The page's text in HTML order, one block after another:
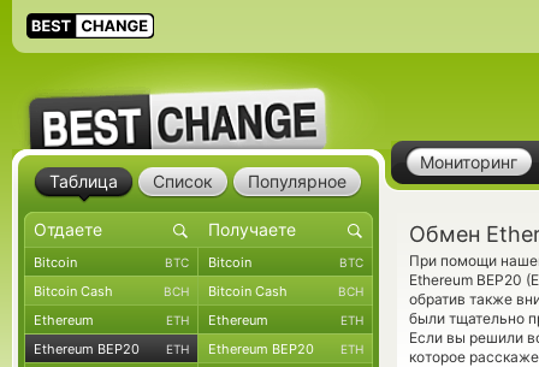
Мониторинг
Обмен
При помощи
Ethereum BEP20
обратив также
были тщательно
Если вы решили
которое
Таблица Список Популярное
Bitcoin BTC Bitcoin BTC
Bitcoin Cash BCH Bitcoin Cash BCH
Ethereum ETH Ethereum ETH
Ethereum BEP20 ETH Ethereum BEP20 ETH